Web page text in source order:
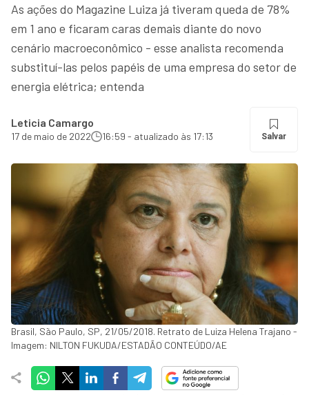
As ações do Magazine Luiza já tiveram queda de 78%
em 1 ano e ficaram caras demais diante do novo
cenário macroeconômico - esse analista recomenda
substituí-las pelos papéis de uma empresa do setor de
energia elétrica; entenda
Leticia Camargo
17 de maio de 2022 16:59 - atualizado às 17:13 Salvar
Brasil, São Paulo, SP, 21/05/2018. Retrato de Luiza Helena Trajano -
Imagem: NILTON FUKUDA/ESTADÃO CONTEÚDO/AE